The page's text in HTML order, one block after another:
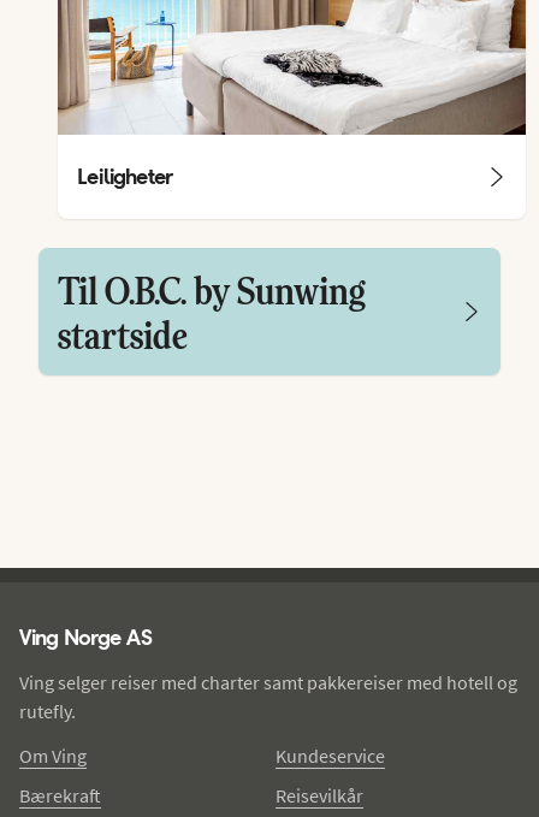
Leiligheter
Til O.B.C. by Sunwing
startside
Ving Norge AS
Ving selger reiser med charter samt pakkereiser med hotell og
rutefly.
Om Ving
Bærekraft
Kundeservice
Reisevilkår